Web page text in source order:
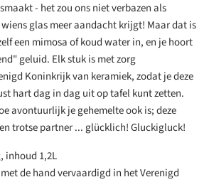
- het zou ons niet verbazen als
glas meer aandacht krijgt! Maar dat is
een mimosa of koud water in, en je hoort
geluid. Elk stuk is met zorg
Koninkrijk van keramiek, zodat je deze
hart dag in dag uit op tafel kunt zetten.
avontuurlijk je gehemelte ook is; deze
trotse partner ... glücklich! Gluckigluck!
inhoud 1,2L
de hand vervaardigd in het Verenigd